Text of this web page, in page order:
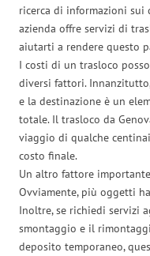
ricerca di informazioni sui
azienda offre servizi di
aiutarti a rendere questo
I costi di un trasloco
diversi fattori.
e la destinazione è un
totale. Il trasloco da
viaggio di qualche
costo finale.
Un altro fattore
Ovviamente, più oggetti
Inoltre, se richiedi servizi
smontaggio e il
deposito temporaneo,